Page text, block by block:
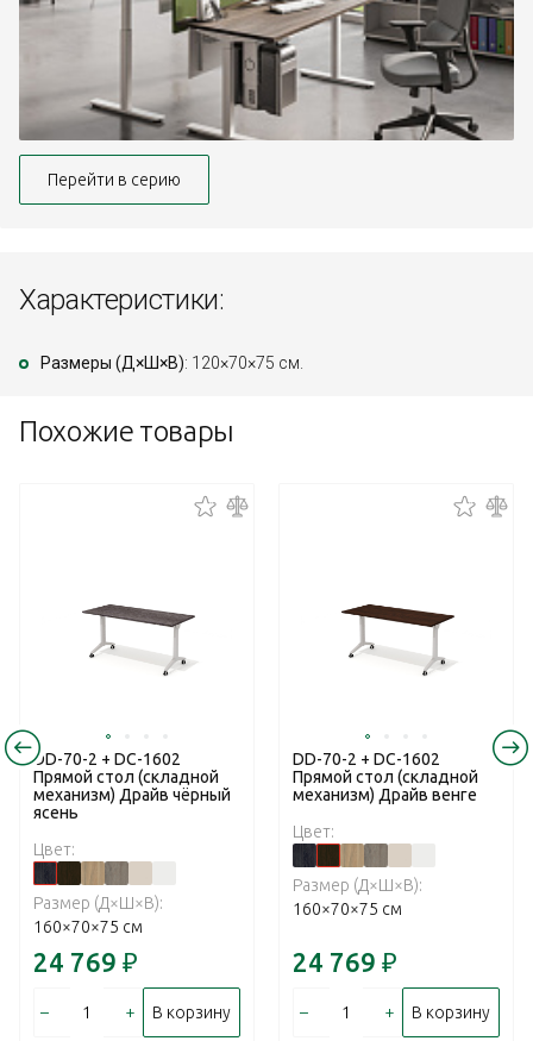
Перейти в серию
Характеристики:
Размеры (Д×Ш×В): 120×70×75 см.
Похожие товары
DD-70-2 + DC-1602
Прямой стол (складной
механизм) Драйв чёрный
ясень
Цвет:
Размер (Д×Ш×В):
160×70×75 см
24 769 ₽
– + В корзину
DD-70-2 + DC-1602
Прямой стол (складной
механизм) Драйв венге
Цвет:
Размер (Д×Ш×В):
160×70×75 см
24 769 ₽
– + В корзину